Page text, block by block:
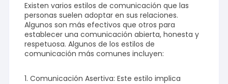
Existen varios estilos de comunicación que las
personas suelen adoptar en sus relaciones.
Algunos son más efectivos que otros para
establecer una comunicación abierta, honesta y
respetuosa. Algunos de los estilos de
comunicación más comunes incluyen:
1. Comunicación Asertiva: Este estilo implica